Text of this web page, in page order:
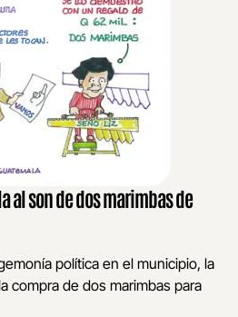
al son de dos marimbas de
política en el municipio, la
compra de dos marimbas para